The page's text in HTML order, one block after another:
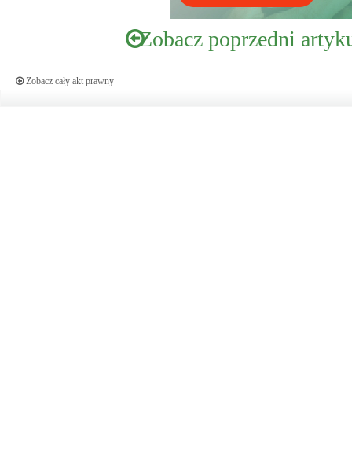
Zobacz poprzedni
Zobacz cały akt prawny